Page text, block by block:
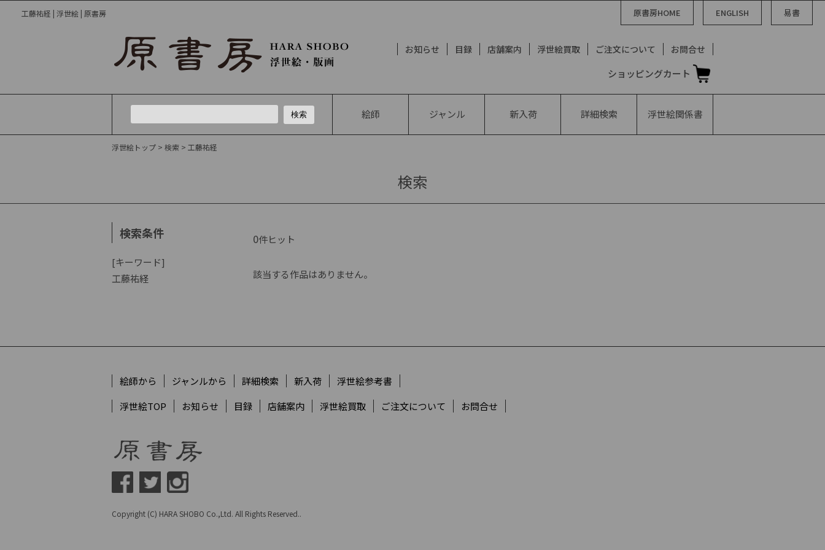
工藤祐経 | 浮世絵 | 原書房 原書房HOME ENGLISH 易書
お知らせ 目録 店舗案内 浮世絵買取 ご注文について お問合せ
ショッピングカート
絵師 ジャンル 新入荷 詳細検索 浮世絵関係書
浮世絵トップ > 検索 > 工藤祐経
検索
検索条件
[キーワード]
工藤祐経
0件ヒット
該当する作品はありません。
絵師から ジャンルから 詳細検索 新入荷
浮世絵参考書
浮世絵TOP
お知らせ 目録 店舗案内 浮世絵買取 ご注文について お問合せ
Copyright (C) HARA SHOBO Co.,Ltd. All Rights Reserved..